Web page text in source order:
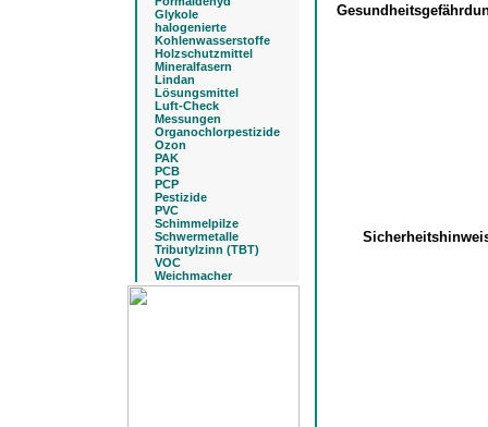
Glykole
halogenierte
Kohlenwasserstoffe
Holzschutzmittel
Mineralfasern
Lindan
Lösungsmittel
Luft-Check
Messungen
Organochlorpestizide
Ozon
PAK
PCB
PCP
Pestizide
PVC
Schimmelpilze
Schwermetalle
Tributylzinn (TBT)
VOC
Weichmacher